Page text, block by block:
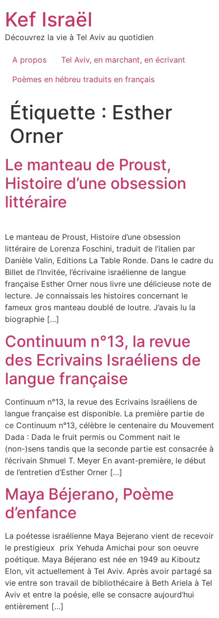
content
Kef Israël
Découvrez la vie à Tel Aviv au quotidien
A propos
Tel Aviv, en marchant, en écrivant
Poèmes en hébreu traduits en français
Étiquette : Esther
Orner
Le manteau de Proust,
Histoire d’une obsession
littéraire
Le manteau de Proust, Histoire d’une obsession
littéraire de Lorenza Foschini, traduit de l’italien par
Danièle Valin, Editions La Table Ronde. Dans le cadre du
Billet de l’Invitée, l’écrivaine israélienne de langue
française Esther Orner nous livre une délicieuse note de
lecture. Je connaissais les histoires concernant le
fameux gros manteau doublé de loutre. J’avais lu la
biographie […]
Continuum n°13, la revue
des Ecrivains Israéliens de
langue française
Continuum n°13, la revue des Ecrivains Israéliens de
langue française est disponible. La première partie de
ce Continuum n°13, célèbre le centenaire du Mouvement
Dada : Dada le fruit permis ou Comment nait le
(non-)sens tandis que la seconde partie est consacrée à
l’écrivain Shmuel T. Meyer En avant-première, le début
de l’entretien d’Esther Orner […]
Maya Béjerano, Poème
d’enfance
La poétesse israélienne Maya Bejerano vient de recevoir
le prestigieux prix Yehuda Amichai pour son oeuvre
poétique. Maya Béjerano est née en 1949 au Kiboutz
Elon, vit actuellement à Tel Aviv. Après avoir partagé sa
vie entre son travail de bibliothécaire à Beth Ariela à Tel
Aviv et entre la poésie, elle se consacre aujourd’hui
entièrement […]